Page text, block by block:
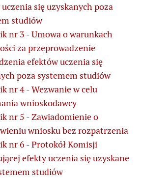
się uzyskanych poza
studiów
nr 3 - Umowa o warunkach
za przeprowadzenie
efektów uczenia się
poza systemem studiów
nr 4 - Wezwanie w celu
wnioskodawcy
nr 5 - Zawiadomienie o
wniosku bez rozpatrzenia
nr 6 - Protokół Komisji
efekty uczenia się uzyskane
studiów